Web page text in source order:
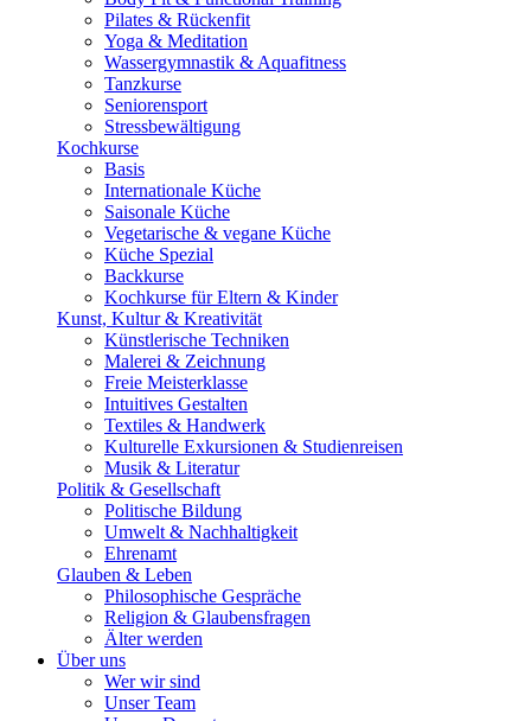
Pilates & Rückenfit
Yoga & Meditation
Wassergymnastik & Aquafitness
Tanzkurse
Seniorensport
Stressbewältigung
Kochkurse
Basis
Internationale Küche
Saisonale Küche
Vegetarische & vegane Küche
Küche Spezial
Backkurse
Kochkurse für Eltern & Kinder
Kunst, Kultur & Kreativität
Künstlerische Techniken
Malerei & Zeichnung
Freie Meisterklasse
Intuitives Gestalten
Textiles & Handwerk
Kulturelle Exkursionen & Studienreisen
Musik & Literatur
Politik & Gesellschaft
Politische Bildung
Umwelt & Nachhaltigkeit
Ehrenamt
Glauben & Leben
Philosophische Gespräche
Religion & Glaubensfragen
Älter werden
Über uns
Wer wir sind
Unser Team